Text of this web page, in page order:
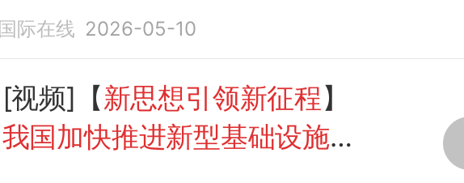
国际在线 2026-05-10
[视频]【新思想引领新征程】
我国加快推进新型基础设施建